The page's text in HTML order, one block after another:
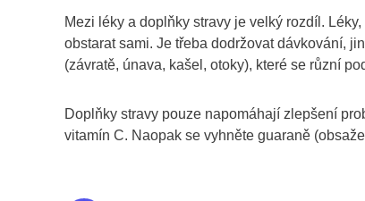
Mezi léky a doplňky stravy je velký rozdíl.
obstarat sami. Je třeba dodržovat dávkování,
(závratě, únava, kašel, otoky), které se různí
Doplňky stravy pouze napomáhají zlepšení
vitamín C. Naopak se vyhněte guaraně